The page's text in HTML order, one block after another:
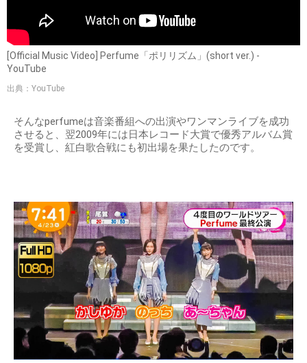
[Official Music Video] Perfume「ポリリズム」(short ver.) -
YouTube
出典：YouTube
そんなperfumeは音楽番組への出演やワンマンライブを成功
させると、翌2009年には日本レコード大賞で優秀アルバム賞
を受賞し、紅白歌合戦にも初出場を果たしたのです。